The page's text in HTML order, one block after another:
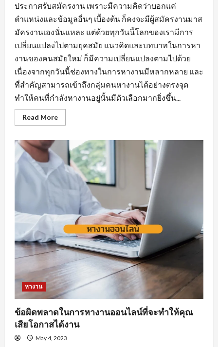
ประกาศรับสมัครงาน เพราะมีความคิดว่าบอกแค่
ตำแหน่งและข้อมูลอื่นๆ เบื้องต้น ก็คงจะมีผู้สมัครงานมาส
มัครงานเองนั่นแหละ แต่ด้วยทุกวันนี้โลกของเรามีการ
เปลี่ยนแปลงไปตามยุคสมัย แนวคิดและบทบาทในการหา
งานของคนสมัยใหม่ ก็มีความเปลี่ยนแปลงตามไปด้วย
เนื่องจากทุกวันนี้ช่องทางในการหางานมีหลากหลาย และ
ที่สำคัญสามารถเข้าถึงกลุ่มคนหางานได้อย่างตรงจุด
ทำให้คนที่กำลังหางานอยู่นั้นมีตัวเลือกมากยิ่งขึ้น...
Read MoreRead
more
เหล็ก
ของ
การ
หา
งาน
อุตสาหกรรม
หนองแค
ต้อง
มี
หางาน
ข้อผิดพลาดในการหางานออนไลน์ที่จะทำให้คุณ
เสียโอกาสได้งาน
May 4, 2023